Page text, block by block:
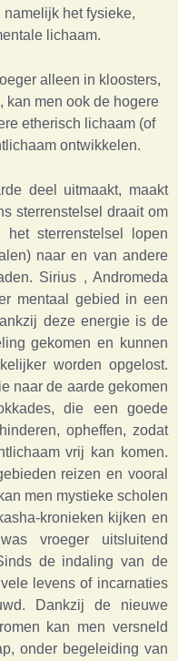
het fysieke,
lichaam.
alleen in kloosters,
kan men ook de hogere
etherisch lichaam (of
ontwikkelen.
deel uitmaakt, maakt
sterrenstelsel draait om
sterrenstelsel lopen
naar en van andere
Sirius , Andromeda
mentaal gebied in een
deze energie is de
gekomen en kunnen
worden opgelost.
naar de aarde gekomen
die een goede
opheffen, zodat
vrij kan komen.
reizen en vooral
men mystieke scholen
kronieken kijken en
vroeger uitsluitend
de indaling van de
levens of incarnaties
Dankzij de nieuwe
kan men versneld
onder begeleiding van